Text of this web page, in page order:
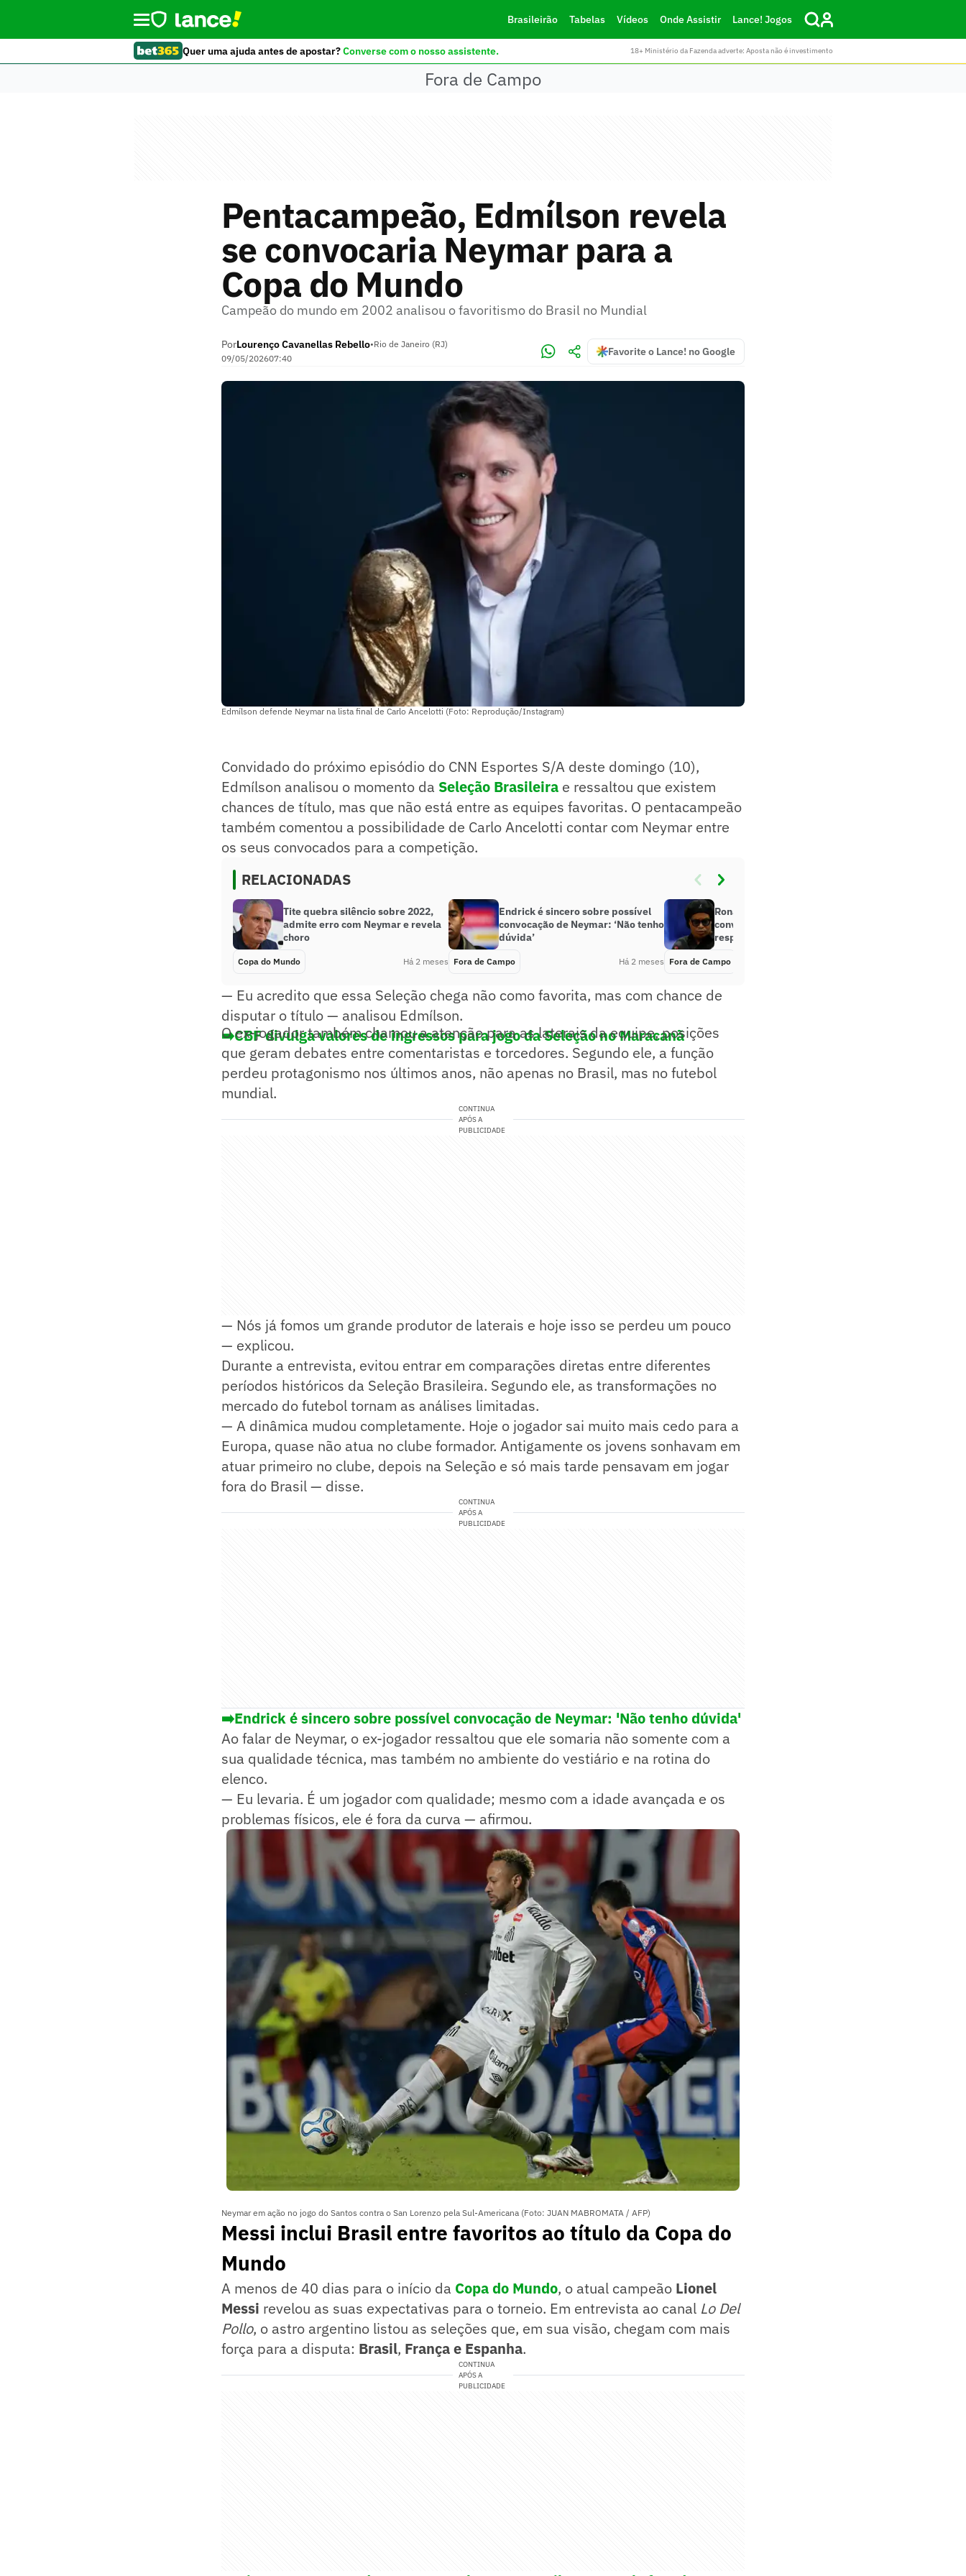
Brasileirão Tabelas Vídeos Onde Assistir Lance! Jogos
Quer uma ajuda antes de apostar?Converse com o nosso assistente. 18+ Ministério da Fazenda adverte: Aposta não é investimento
Fora de Campo
Pentacampeão, Edmílson revela
se convocaria Neymar para a
Copa do Mundo
Campeão do mundo em 2002 analisou o favoritismo do Brasil no Mundial
PorLourenço Cavanellas Rebello•Rio de Janeiro (RJ)
09/05/202607:40
Favorite o Lance! no Google
Edmílson defende Neymar na lista final de Carlo Ancelotti (Foto: Reprodução/Instagram)
Convidado do próximo episódio do CNN Esportes S/A deste domingo (10),
Edmílson analisou o momento da Seleção Brasileira e ressaltou que existem
chances de título, mas que não está entre as equipes favoritas. O pentacampeão
também comentou a possibilidade de Carlo Ancelotti contar com Neymar entre
os seus convocados para a competição.
RELACIONADAS
Tite quebra silêncio sobre 2022,
admite erro com Neymar e revela
choro
Copa do Mundo Há 2 meses
Endrick é sincero sobre possível
convocação de Neymar: ‘Não tenho
dúvida’
Fora de Campo Há 2 meses
Ronaldinho avalia possível
convocação de Neymar: ‘Com todo
respeito’
Fora de Campo
— Eu acredito que essa Seleção chega não como favorita, mas com chance de
disputar o título — analisou Edmílson.
➡️CBF divulga valores de ingressos para jogo da Seleção no Maracanã
O ex-jogador também chamou a atenção para as laterais da equipe, posições
que geram debates entre comentaristas e torcedores. Segundo ele, a função
perdeu protagonismo nos últimos anos, não apenas no Brasil, mas no futebol
mundial.
CONTINUA
APÓS A
PUBLICIDADE
— Nós já fomos um grande produtor de laterais e hoje isso se perdeu um pouco
— explicou.
Durante a entrevista, evitou entrar em comparações diretas entre diferentes
períodos históricos da Seleção Brasileira. Segundo ele, as transformações no
mercado do futebol tornam as análises limitadas.
— A dinâmica mudou completamente. Hoje o jogador sai muito mais cedo para a
Europa, quase não atua no clube formador. Antigamente os jovens sonhavam em
atuar primeiro no clube, depois na Seleção e só mais tarde pensavam em jogar
fora do Brasil — disse.
CONTINUA
APÓS A
PUBLICIDADE
➡️Endrick é sincero sobre possível convocação de Neymar: 'Não tenho dúvida'
Ao falar de Neymar, o ex-jogador ressaltou que ele somaria não somente com a
sua qualidade técnica, mas também no ambiente do vestiário e na rotina do
elenco.
— Eu levaria. É um jogador com qualidade; mesmo com a idade avançada e os
problemas físicos, ele é fora da curva — afirmou.
Neymar em ação no jogo do Santos contra o San Lorenzo pela Sul-Americana (Foto: JUAN MABROMATA / AFP)
Messi inclui Brasil entre favoritos ao título da Copa do
Mundo
A menos de 40 dias para o início da Copa do Mundo, o atual campeão Lionel
Messi revelou as suas expectativas para o torneio. Em entrevista ao canal Lo Del
Pollo, o astro argentino listou as seleções que, em sua visão, chegam com mais
força para a disputa: Brasil, França e Espanha.
CONTINUA
APÓS A
PUBLICIDADE